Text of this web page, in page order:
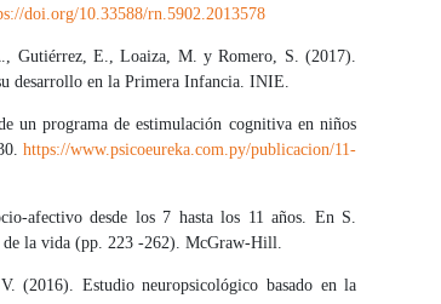
doi.org/10.33588/rn.5902.2013578
Gutiérrez, E., Loaiza, M. y Romero, S. (2017).
desarrollo en la Primera Infancia. INIE.
un programa de estimulación cognitiva en niños
https://www.psicoeureka.com.py/publicacion/11-
afectivo desde los 7 hasta los 11 años. En S.
la vida (pp. 223 -262). McGraw-Hill.
Estudio neuropsicológico basado en la